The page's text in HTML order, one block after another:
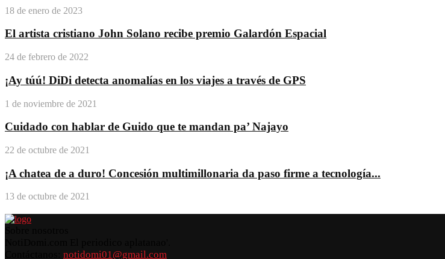
18 de enero de 2023
El artista cristiano John Solano recibe premio Galardón Espacial
24 de febrero de 2022
¡Ay túú! DiDi detecta anomalías en los viajes a través de GPS
1 de noviembre de 2021
Cuidado con hablar de Guido que te mandan pa’ Najayo
22 de octubre de 2021
¡A chatea de a duro! Concesión multimillonaria da paso firme a tecnología...
13 de octubre de 2021
notidomi01@gmail.com